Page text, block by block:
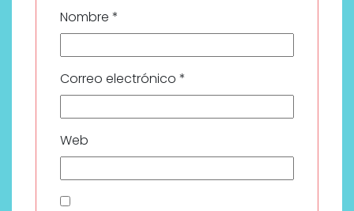
Nombre *
Correo electrónico *
Web